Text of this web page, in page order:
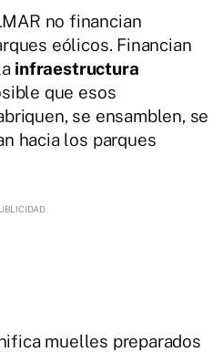
no financian
eólicos. Financian
infraestructura
que esos
se ensamblen, se
hacia los parques
muelles preparados